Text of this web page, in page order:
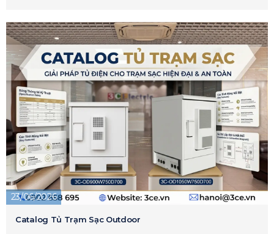
23/06/2026
Catalog Tủ Trạm Sạc Outdoor